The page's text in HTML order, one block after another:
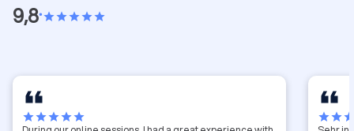
9,8•starstarstarstarstar
starstarstarstarstar starstar